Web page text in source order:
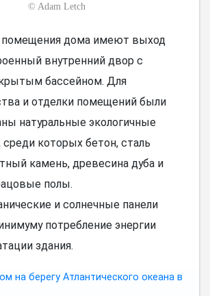
© Adam Letch
дома имеют выход
внутренний двор с
бассейном. Для
и отделки помещений были
натуральные экологичные
которых бетон, сталь
камень, древесина дуба и
полы.
и солнечные панели
потребление энергии
здания.